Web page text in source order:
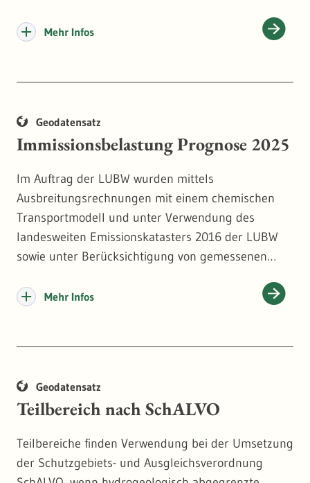
Die Objektart enthält Daten, die den Standort des
Betreiber sowie die Überwachungstätigkeit der
Behörden dokumentieren.
Mehr Infos
Geodatensatz
Immissionsbelastung Prognose 2025
Im Auftrag der LUBW wurden mittels
Ausbreitungsrechnungen mit einem chemischen
Transportmodell und unter Verwendung des
landesweiten Emissionskatasters 2016 der LUBW
sowie unter Berücksichtigung von gemessenen
Belastungen für die Luftschadstoffe Stickstoffdioxid
Die Immissionsbelastung wurde flächendeckend als
Prognose für das Jahr 2025 bestimmt.
ww.lubw.baden-wuerttemberg.de/luft/immissionsbe
lastung
Mehr Infos
Geodatensatz
Teilbereich nach SchALVO
Teilbereiche finden Verwendung bei der Umsetzung
der Schutzgebiets- und Ausgleichsverordnung